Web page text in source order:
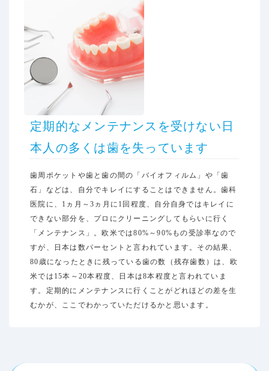
定期的なメンテナンスを受けない日
本人の多くは歯を失っています
歯周ポケットや歯と歯の間の「バイオフィルム」や「歯
石」などは、自分でキレイにすることはできません。歯科
医院に、1ヵ月～3ヵ月に1回程度、自分自身ではキレイに
できない部分を、プロにクリーニングしてもらいに行く
「メンテナンス」。欧米では80%～90%もの受診率なので
すが、日本は数パーセントと言われています。その結果、
80歳になったときに残っている歯の数（残存歯数）は、欧
米では15本～20本程度、日本は8本程度と言われていま
す。定期的にメンテナンスに行くことがどれほどの差を生
むかが、ここでわかっていただけるかと思います。